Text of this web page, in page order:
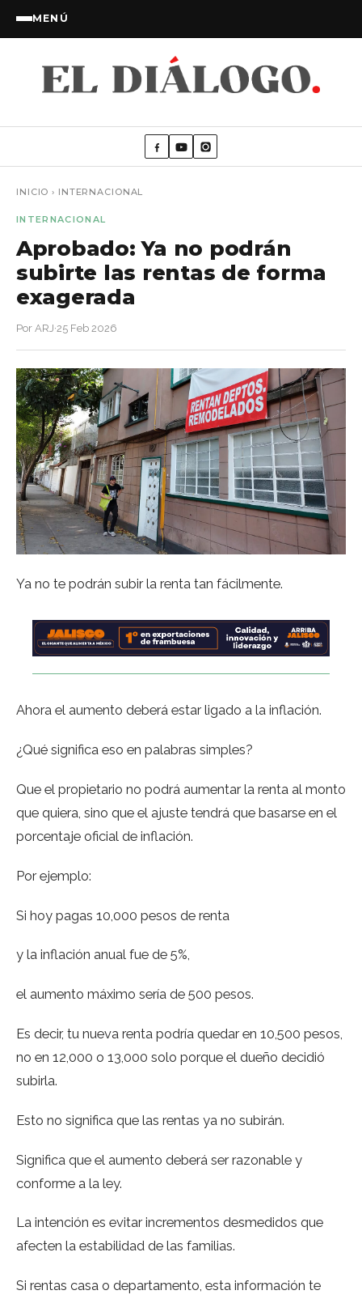
MENÚ
INICIO › INTERNACIONAL
INTERNACIONAL
Aprobado: Ya no podrán
subirte las rentas de forma
exagerada
Por ARJ·25 Feb 2026
Ya no te podrán subir la renta tan fácilmente.
Ahora el aumento deberá estar ligado a la inflación.
¿Qué significa eso en palabras simples?
Que el propietario no podrá aumentar la renta al monto
que quiera, sino que el ajuste tendrá que basarse en el
porcentaje oficial de inflación.
Por ejemplo:
Si hoy pagas 10,000 pesos de renta
y la inflación anual fue de 5%,
el aumento máximo sería de 500 pesos.
Es decir, tu nueva renta podría quedar en 10,500 pesos,
no en 12,000 o 13,000 solo porque el dueño decidió
subirla.
Esto no significa que las rentas ya no subirán.
Significa que el aumento deberá ser razonable y
conforme a la ley.
La intención es evitar incrementos desmedidos que
afecten la estabilidad de las familias.
Si rentas casa o departamento, esta información te